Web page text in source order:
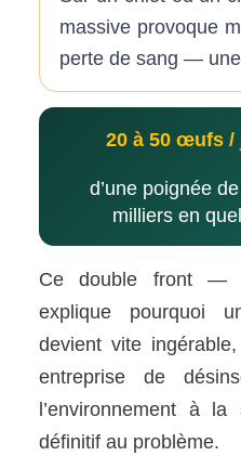
massive provoque
perte de sang —
20 à 50 œufs /
d’une poignée
milliers en
Ce double front —
explique pourquoi
devient vite
entreprise de
l’environnement à
définitif au problème.